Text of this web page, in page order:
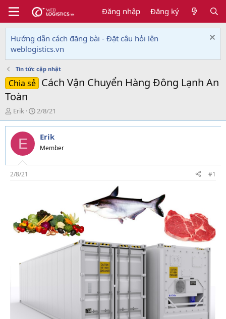
Đăng nhập Đăng ký
Hướng dẫn cách đăng bài - Đặt câu hỏi lên
weblogistics.vn
Tin tức cập nhật
Chia sẻ Cách Vận Chuyển Hàng Đông Lạnh An
Toàn
T
h
r
e
d
s
t
a
Erik
N
g
à
i
2/8/21
E Erik
Member
2/8/21 #1